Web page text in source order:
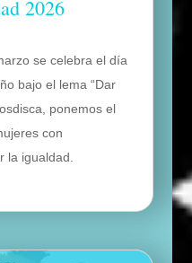
2026
se celebra el día
bajo el lema “Dar
ponemos el
con
la igualdad.